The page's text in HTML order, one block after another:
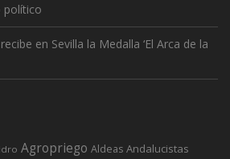
político
en Sevilla la Medalla ‘El Arca de la
Agropriego Aldeas Andalucistas